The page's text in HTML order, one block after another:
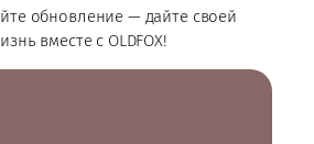
обновление — дайте своей
вместе с OLDFOX!